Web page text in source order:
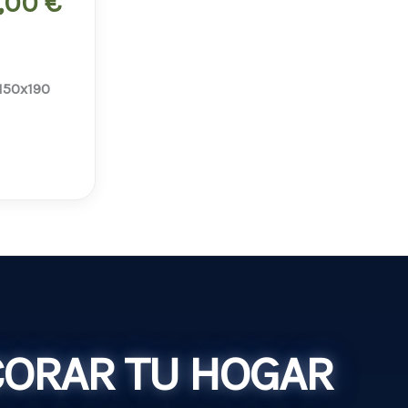
TU HOGAR